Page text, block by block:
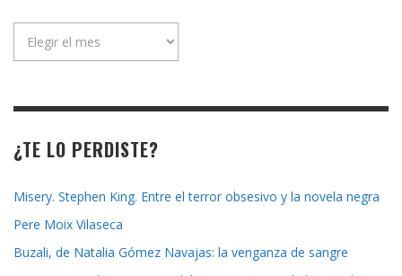
¿TE LO PERDISTE?
Misery. Stephen King. Entre el terror obsesivo y la novela negra
Pere Moix Vilaseca
Buzali, de Natalia Gómez Navajas: la venganza de sangre